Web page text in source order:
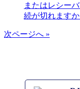
またはレシー
続が切れますか
次ページへ »